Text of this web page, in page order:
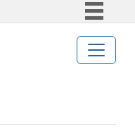
Legislação